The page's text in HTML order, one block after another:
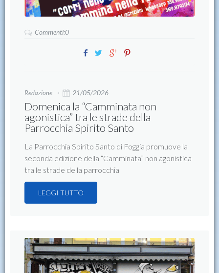
Commenti:0
Redazione 21/05/2026
Domenica la “Camminata non
agonistica” tra le strade della
Parrocchia Spirito Santo
La Parrocchia Spirito Santo di Foggia promuove la
seconda edizione della “Camminata” non agonistica
tra le strade della parrocchia
LEGGI TUTTO